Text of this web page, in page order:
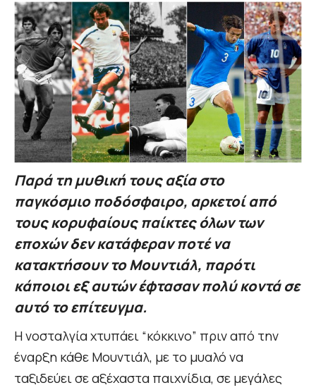
Παρά τη μυθική τους αξία στο
παγκόσμιο ποδόσφαιρο, αρκετοί από
τους κορυφαίους παίκτες όλων των
εποχών δεν κατάφεραν ποτέ να
κατακτήσουν το Μουντιάλ, παρότι
κάποιοι εξ αυτών έφτασαν πολύ κοντά σε
αυτό το επίτευγμα.
Η νοσταλγία χτυπάει “κόκκινο” πριν από την
έναρξη κάθε Μουντιάλ, με το μυαλό να
ταξιδεύει σε αξέχαστα παιχνίδια, σε μεγάλες